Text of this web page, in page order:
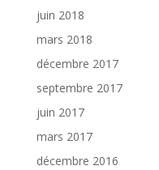
juin 2018
mars 2018
décembre 2017
septembre 2017
juin 2017
mars 2017
décembre 2016